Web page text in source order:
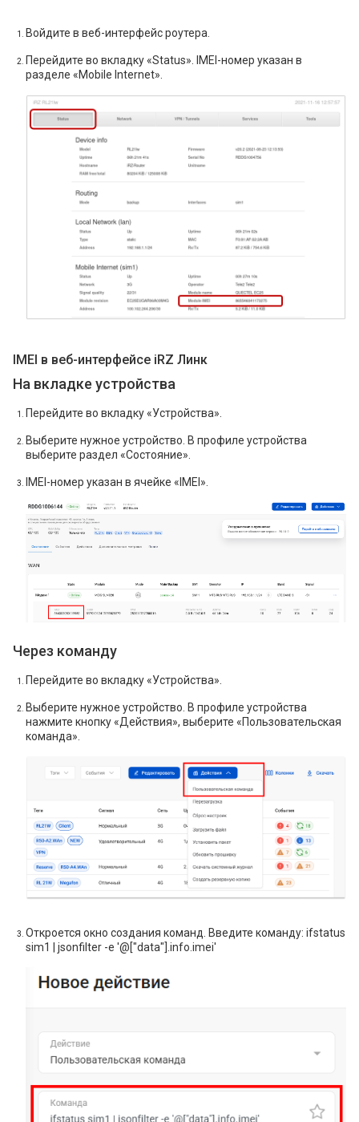
Войдите в веб-интерфейс роутера.
Перейдите во вкладку «Status». IMEI-номер указан в
разделе «Mobile Internet».
IMEI в веб-интерфейсе iRZ Линк
На вкладке устройства
Перейдите во вкладку «Устройства».
Выберите нужное устройство. В профиле устройства
выберите раздел «Состояние».
IMEI-номер указан в ячейке «IMEI».
Через команду
Перейдите во вкладку «Устройства».
Выберите нужное устройство. В профиле устройства
нажмите кнопку «Действия», выберите «Пользовательская
команда».
Откроется окно создания команд. Введите команду: ifstatus
sim1 | jsonfilter -e '@["data"].info.imei'